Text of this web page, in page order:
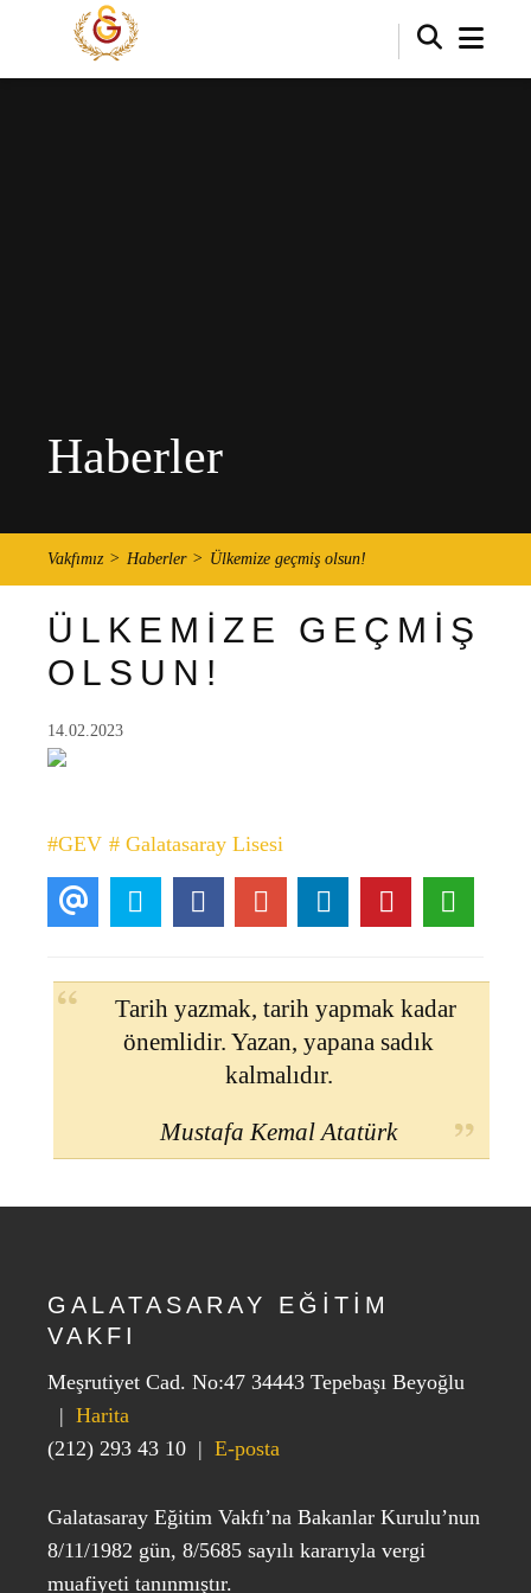
Haberler
Vakfımız Haberler Ülkemize geçmiş olsun!
ÜLKEMİZE GEÇMİŞ
OLSUN!
14.02.2023
#GEV # Galatasaray Lisesi
Tarih yazmak, tarih yapmak kadar
önemlidir. Yazan, yapana sadık
kalmalıdır.
Mustafa Kemal Atatürk
GALATASARAY EĞİTİM
VAKFI
Meşrutiyet Cad. No:47 34443 Tepebaşı Beyoğlu
| Harita
(212) 293 43 10 | E-posta
Galatasaray Eğitim Vakfı’na Bakanlar Kurulu’nun
8/11/1982 gün, 8/5685 sayılı kararıyla vergi
muafiyeti tanınmıştır.